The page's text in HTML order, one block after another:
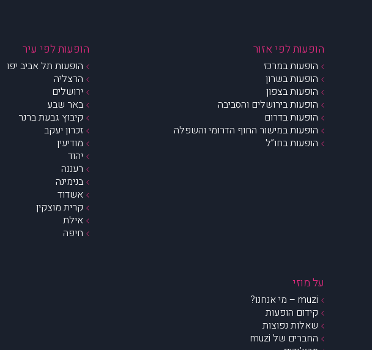
הופעות לפי אזור
הופעות במרכז
הופעות בשרון
הופעות בצפון
הופעות בירושלים והסביבה
הופעות בדרום
הופעות במישור החוף הדרומי והשפלה
הופעות בחו”ל
הופעות לפי עיר
הופעות תל אביב יפו
הרצליה
ירושלים
באר שבע
קיבוץ גבעת ברנר
זכרון יעקב
מודיעין
יהוד
רעננה
בנימינה
אשדוד
קרית מוצקין
אילת
חיפה
על מוזי
muzi – מי אנחנו?
קידום הופעות
שאלות נפוצות
החברים של muzi